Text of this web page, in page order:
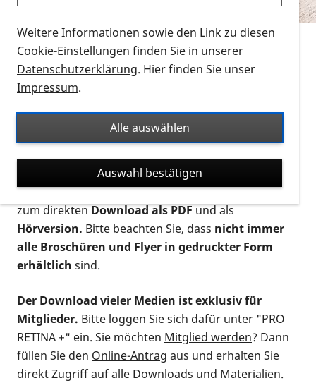
können? Schauen Sie sich dieErklärvideos zum
Thema Infomaterial auf der PRO RETINA-Website
für blinde und sehbehinderte Menschen an.
Auf dieser Seite finden Sie sämtliches Infomaterial
Ort. Nutzen Sie den Formatfilter, um ausschließlich
nach Flyern und Broschüren, Audios oder Videos zu
suchen. Die meisten Flyer und Broschüren werden in
verschiedenen Formaten angeboten: zur
postalischen Bestellung als gedruckte Variante
zum direktenDownload als PDFund als
Hörversion. Bitte beachten Sie, dass nicht immer
alle Broschüren und Flyer in gedruckter Form
erhältlich sind.
Der Download vieler Medien ist exklusiv für
Mitglieder. Bitte loggen Sie sich dafür unter "PRO
RETINA +" ein. Sie möchten Mitglied werden? Dann
füllen Sie den Online-Antrag aus und erhalten Sie
direkt Zugriff auf alle Downloads und Materialien.
Weitere Informationen sowie den Link zu diesen
Cookie-Einstellungen finden Sie in unserer
Datenschutzerklärung. Hier finden Sie unser
Impressum.
Alle auswählen
Auswahl bestätigen